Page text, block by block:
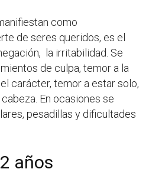
como
de seres queridos, es el
la irritabilidad. Se
de culpa, temor a la
carácter, temor a estar solo,
En ocasiones se
pesadillas y dificultades
años